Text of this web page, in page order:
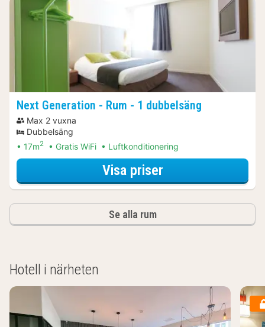
Next Generation - Rum - 1 dubbelsäng
Max 2 vuxna
Dubbelsäng
17m2 Gratis WiFi Luftkonditionering
Visa priserför Next
Se alla rum
Hotell i närheten